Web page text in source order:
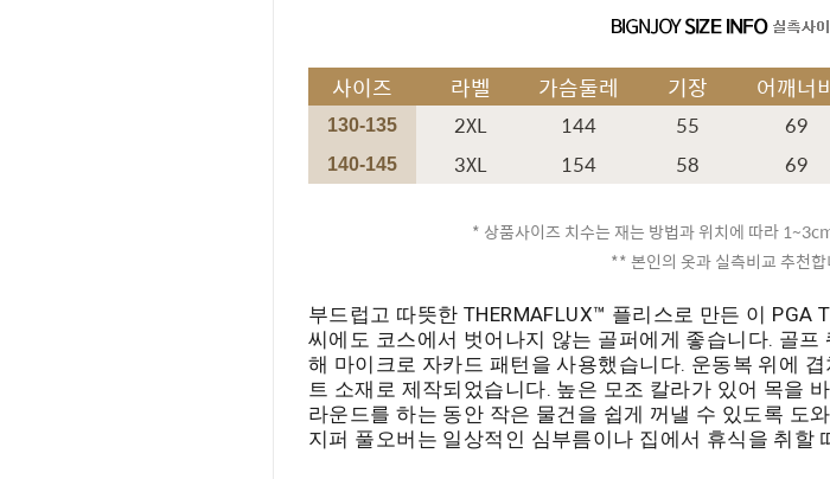
사이즈 라벨 가슴둘레 기장 어깨너
130-135 2XL 144 55 69
140-145 3XL 154 58 69
* 상품사이즈 치수는 재는 방법과 위치에 따라
** 본인의 옷과 실측비교 추천
부드럽고 따뜻한 THERMAFLUX™ 플리스로 만든 이 PGA
씨에도 코스에서 벗어나지 않는 골퍼에게 좋습니다. 골프
해 마이크로 자카드 패턴을 사용했습니다. 운동복 위에
트 소재로 제작되었습니다. 높은 모조 칼라가 있어 목을
라운드를 하는 동안 작은 물건을 쉽게 꺼낼 수 있도록 도
지퍼 풀오버는 일상적인 심부름이나 집에서 휴식을 취할